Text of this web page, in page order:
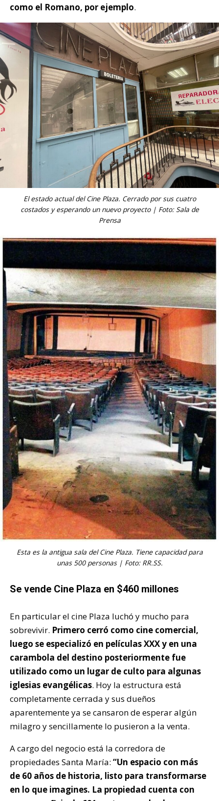
como el Romano, por ejemplo.
El estado actual del Cine Plaza. Cerrado por sus cuatro
costados y esperando un nuevo proyecto | Foto: Sala de
Prensa
Esta es la antigua sala del Cine Plaza. Tiene capacidad para
unas 500 personas | Foto: RR.SS.
Se vende Cine Plaza en $460 millones
En particular el cine Plaza luchó y mucho para
sobrevivir. Primero cerró como cine comercial,
luego se especializó en películas XXX y en una
carambola del destino posteriormente fue
utilizado como un lugar de culto para algunas
iglesias evangélicas. Hoy la estructura está
completamente cerrada y sus dueños
aparentemente ya se cansaron de esperar algún
milagro y sencillamente lo pusieron a la venta.
A cargo del negocio está la corredora de
propiedades Santa María: “Un espacio con más
de 60 años de historia, listo para transformarse
en lo que imagines. La propiedad cuenta con